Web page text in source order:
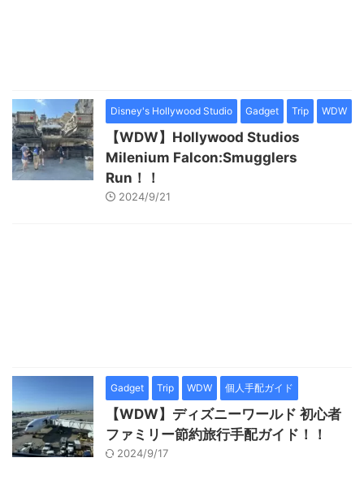
Disney's Hollywood Studio Gadget Trip WDW
【WDW】Hollywood Studios
Milenium Falcon:Smugglers
Run！！
2024/9/21
Gadget Trip WDW 個人手配ガイド
【WDW】ディズニーワールド 初心者
ファミリー節約旅行手配ガイド！！
2024/9/17